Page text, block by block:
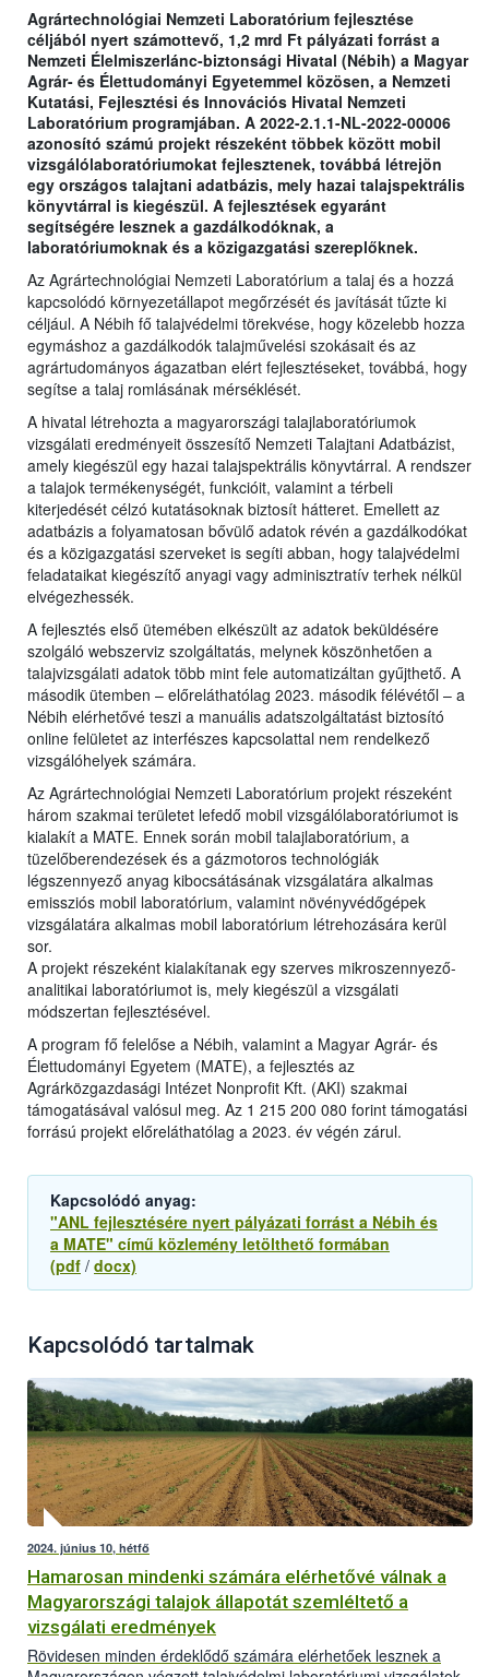
Agrártechnológiai Nemzeti Laboratórium fejlesztése
céljából nyert számottevő, 1,2 mrd Ft pályázati forrást a
Nemzeti Élelmiszerlánc-biztonsági Hivatal (Nébih) a Magyar
Agrár- és Élettudományi Egyetemmel közösen, a Nemzeti
Kutatási, Fejlesztési és Innovációs Hivatal Nemzeti
Laboratórium programjában. A 2022-2.1.1-NL-2022-00006
azonosító számú projekt részeként többek között mobil
vizsgálólaboratóriumokat fejlesztenek, továbbá létrejön
egy országos talajtani adatbázis, mely hazai talajspektrális
könyvtárral is kiegészül. A fejlesztések egyaránt
segítségére lesznek a gazdálkodóknak, a
laboratóriumoknak és a közigazgatási szereplőknek.
Az Agrártechnológiai Nemzeti Laboratórium a talaj és a hozzá
kapcsolódó környezetállapot megőrzését és javítását tűzte ki
céljául. A Nébih fő talajvédelmi törekvése, hogy közelebb hozza
egymáshoz a gazdálkodók talajművelési szokásait és az
agrártudományos ágazatban elért fejlesztéseket, továbbá, hogy
segítse a talaj romlásának mérséklését.
A hivatal létrehozta a magyarországi talajlaboratóriumok
vizsgálati eredményeit összesítő Nemzeti Talajtani Adatbázist,
amely kiegészül egy hazai talajspektrális könyvtárral. A rendszer
a talajok termékenységét, funkcióit, valamint a térbeli
kiterjedését célzó kutatásoknak biztosít hátteret. Emellett az
adatbázis a folyamatosan bővülő adatok révén a gazdálkodókat
és a közigazgatási szerveket is segíti abban, hogy talajvédelmi
feladataikat kiegészítő anyagi vagy adminisztratív terhek nélkül
elvégezhessék.
A fejlesztés első ütemében elkészült az adatok beküldésére
szolgáló webszerviz szolgáltatás, melynek köszönhetően a
talajvizsgálati adatok több mint fele automatizáltan gyűjthető. A
második ütemben – előreláthatólag 2023. második félévétől – a
Nébih elérhetővé teszi a manuális adatszolgáltatást biztosító
online felületet az interfészes kapcsolattal nem rendelkező
vizsgálóhelyek számára.
Az Agrártechnológiai Nemzeti Laboratórium projekt részeként
három szakmai területet lefedő mobil vizsgálólaboratóriumot is
kialakít a MATE. Ennek során mobil talajlaboratórium, a
tüzelőberendezések és a gázmotoros technológiák
légszennyező anyag kibocsátásának vizsgálatára alkalmas
emissziós mobil laboratórium, valamint növényvédőgépek
vizsgálatára alkalmas mobil laboratórium létrehozására kerül
sor.
A projekt részeként kialakítanak egy szerves mikroszennyező-
analitikai laboratóriumot is, mely kiegészül a vizsgálati
módszertan fejlesztésével.
A program fő felelőse a Nébih, valamint a Magyar Agrár- és
Élettudományi Egyetem (MATE), a fejlesztés az
Agrárközgazdasági Intézet Nonprofit Kft. (AKI) szakmai
támogatásával valósul meg. Az 1 215 200 080 forint támogatási
forrású projekt előreláthatólag a 2023. év végén zárul.
Kapcsolódó anyag:
"ANL fejlesztésére nyert pályázati forrást a Nébih és
a MATE" című közlemény letölthető formában
(pdf / docx)
Kapcsolódó tartalmak
2024. június 10, hétfő
Hamarosan mindenki számára elérhetővé válnak a
Magyarországi talajok állapotát szemléltető a
vizsgálati eredmények
Rövidesen minden érdeklődő számára elérhetőek lesznek a